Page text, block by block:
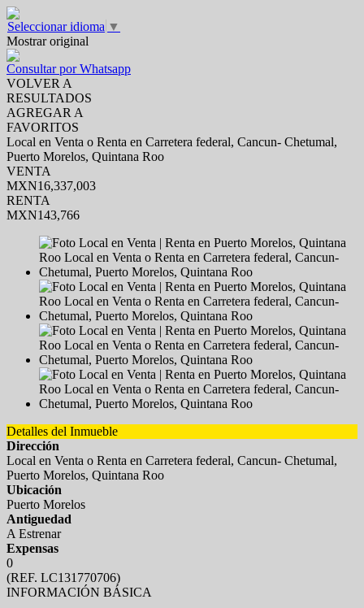
Seleccionar idioma ▼
Mostrar original
Consultar por Whatsapp
VOLVER A
RESULTADOS
AGREGAR A
FAVORITOS
Local en Venta o Renta en Carretera federal, Cancun- Chetumal,
Puerto Morelos, Quintana Roo
VENTA
MXN16,337,003
RENTA
MXN143,766
Detalles del Inmueble
Dirección
Local en Venta o Renta en Carretera federal, Cancun- Chetumal,
Puerto Morelos, Quintana Roo
Ubicación
Puerto Morelos
Antiguedad
A Estrenar
Expensas
0
(REF. LC131770706)
INFORMACIÓN BÁSICA